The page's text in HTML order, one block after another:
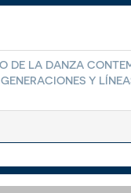
DE LA DANZA
Y